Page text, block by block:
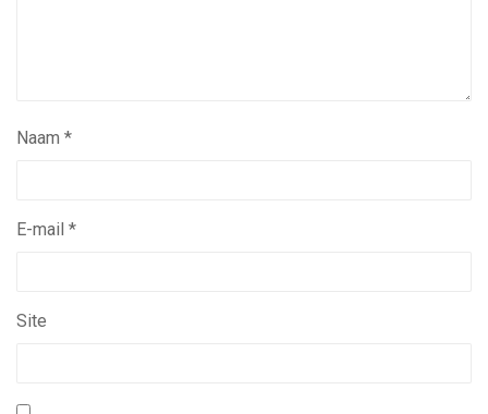
Naam *
E-mail *
Site